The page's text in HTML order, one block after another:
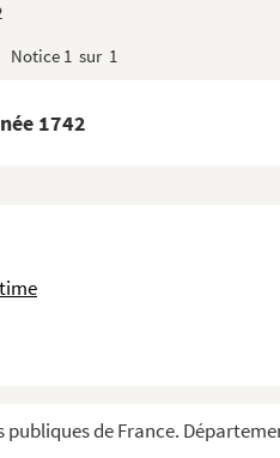
Notice 1 sur 1
1742
de France.
en 1717
en l'isle de Cayenne, fai...